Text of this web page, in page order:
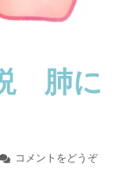
肺に
コメントをどうぞ